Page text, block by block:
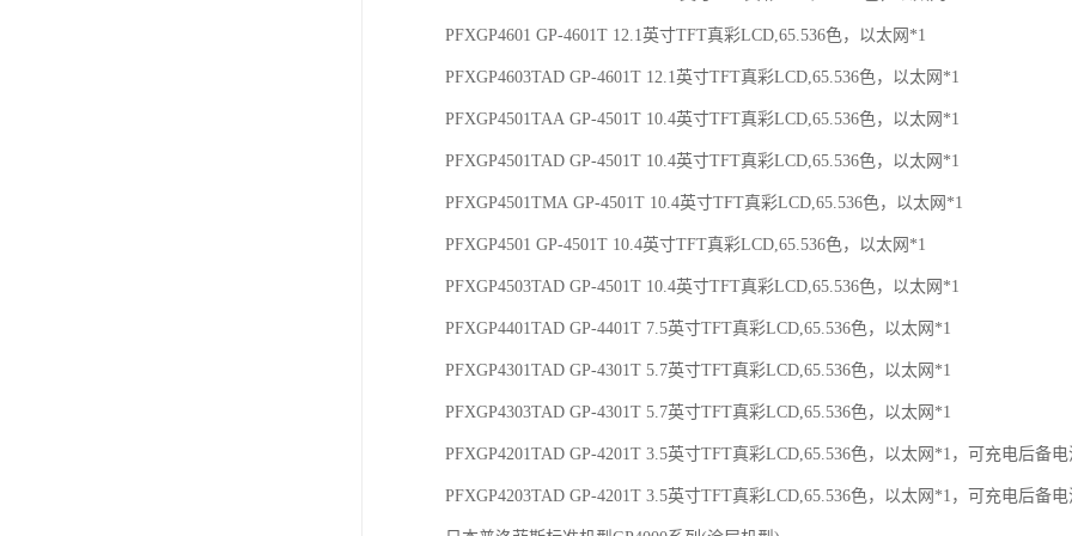
PFXGP4601 GP-4601T 12.1英寸TFT真彩LCD,65.536色，以太网*1
PFXGP4603TAD GP-4601T 12.1英寸TFT真彩LCD,65.536色，以太网*1
PFXGP4501TAA GP-4501T 10.4英寸TFT真彩LCD,65.536色，以太网*1
PFXGP4501TAD GP-4501T 10.4英寸TFT真彩LCD,65.536色，以太网*1
PFXGP4501TMA GP-4501T 10.4英寸TFT真彩LCD,65.536色，以太网*1
PFXGP4501 GP-4501T 10.4英寸TFT真彩LCD,65.536色，以太网*1
PFXGP4503TAD GP-4501T 10.4英寸TFT真彩LCD,65.536色，以太网*1
PFXGP4401TAD GP-4401T 7.5英寸TFT真彩LCD,65.536色，以太网*1
PFXGP4301TAD GP-4301T 5.7英寸TFT真彩LCD,65.536色，以太网*1
PFXGP4303TAD GP-4301T 5.7英寸TFT真彩LCD,65.536色，以太网*1
PFXGP4201TAD GP-4201T 3.5英寸TFT真彩LCD,65.536色，以太网*1，可充电后备电
PFXGP4203TAD GP-4201T 3.5英寸TFT真彩LCD,65.536色，以太网*1，可充电后备电